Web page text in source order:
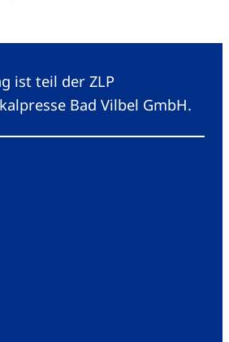
ist teil der ZLP
Bad Vilbel GmbH.